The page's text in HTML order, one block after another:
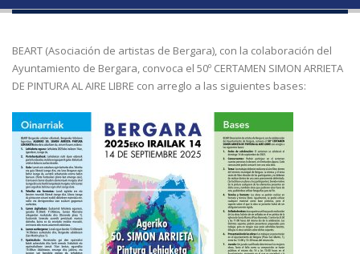
BEART (Asociación de artistas de Bergara), con la colaboración del
Ayuntamiento de Bergara, convoca el 50º CERTAMEN SIMON ARRIETA
DE PINTURA AL AIRE LIBRE con arreglo a las siguientes bases: